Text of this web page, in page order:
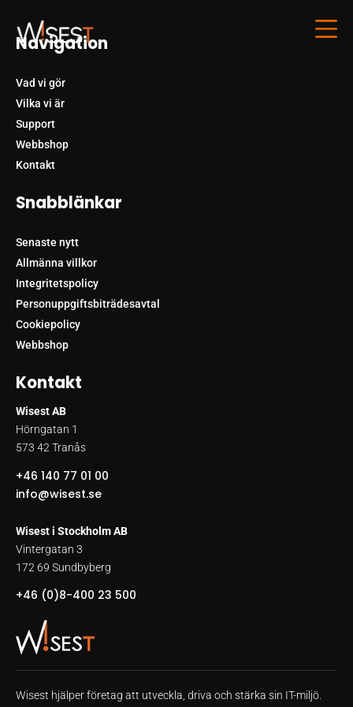
Navigation
Vad vi gör
Vilka vi är
Support
Webbshop
Kontakt
Snabblänkar
Senaste nytt
Allmänna villkor
Integritetspolicy
Personuppgiftsbiträdesavtal
Cookiepolicy
Webbshop
Kontakt
Wisest AB
Hörngatan 1
573 42 Tranås
+46 140 77 01 00
info@wisest.se
Wisest i Stockholm AB
Vintergatan 3
172 69 Sundbyberg
+46 (0)8-400 23 500
Wisest hjälper företag att utveckla, driva och stärka sin IT-miljö.